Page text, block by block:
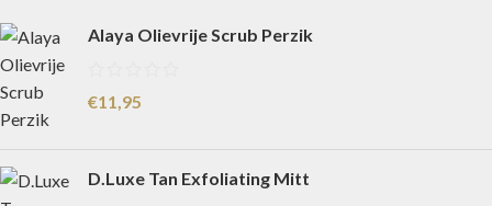
Alaya Olievrije Scrub Perzik
€11,95
D.Luxe Tan Exfoliating Mitt